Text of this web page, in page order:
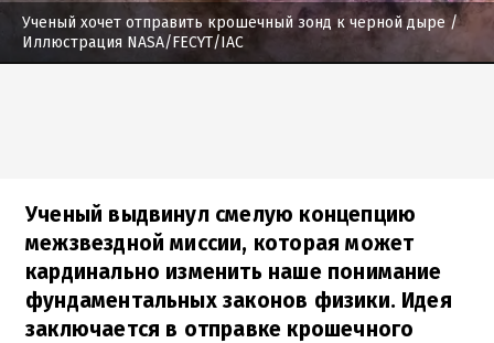
Ученый хочет отправить крошечный зонд к черной дыре/
Иллюстрация NASA/FECYT/IAC
Ученый выдвинул смелую концепцию
межзвездной миссии, которая может
кардинально изменить наше понимание
фундаментальных законов физики. Идея
заключается в отправке крошечного